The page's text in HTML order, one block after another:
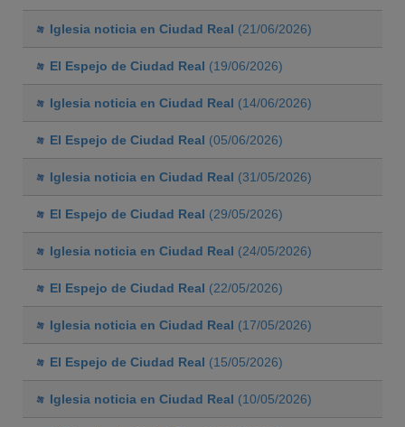
Iglesia noticia en Ciudad Real (21/06/2026)
El Espejo de Ciudad Real (19/06/2026)
Iglesia noticia en Ciudad Real (14/06/2026)
El Espejo de Ciudad Real (05/06/2026)
Iglesia noticia en Ciudad Real (31/05/2026)
El Espejo de Ciudad Real (29/05/2026)
Iglesia noticia en Ciudad Real (24/05/2026)
El Espejo de Ciudad Real (22/05/2026)
Iglesia noticia en Ciudad Real (17/05/2026)
El Espejo de Ciudad Real (15/05/2026)
Iglesia noticia en Ciudad Real (10/05/2026)